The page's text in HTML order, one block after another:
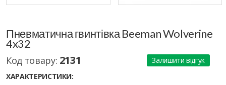
Пневматична гвинтівка Beeman Wolverine
4x32
Код товару: 2131
Залишити відгук
ХАРАКТЕРИСТИКИ: